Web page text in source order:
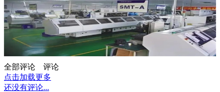
全部评论
评论
点击加载更多
还没有评论...